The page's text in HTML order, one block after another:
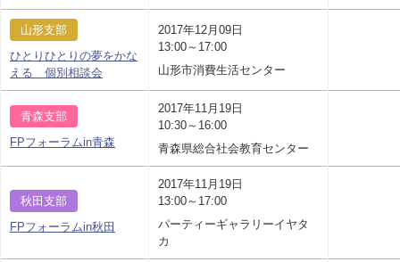
山形支部
ひとりひとりの夢をかな
える 個別相談会
2017年12月09日
13:00～17:00
山形市消費生活センター
青森支部
FPフォーラムin青森
2017年11月19日
10:30～16:00
青森県総合社会教育センター
秋田支部
FPフォーラムin秋田
2017年11月19日
13:00～17:00
パーティーギャラリーイヤタ
カ